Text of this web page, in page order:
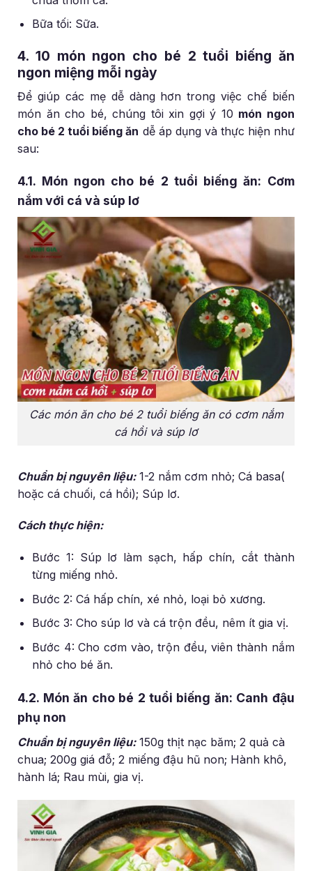
Bữa tối: Sữa.
4. 10 món ngon cho bé 2 tuổi biếng ăn
ngon miệng mỗi ngày
Để giúp các mẹ dễ dàng hơn trong việc chế biến
món ăn cho bé, chúng tôi xin gợi ý 10 món ngon
cho bé 2 tuổi biếng ăn dễ áp dụng và thực hiện như
sau:
4.1. Món ngon cho bé 2 tuổi biếng ăn: Cơm
nắm với cá và súp lơ
Các món ăn cho bé 2 tuổi biếng ăn có cơm nắm
cá hồi và súp lơ
Chuẩn bị nguyên liệu:1-2 nắm cơm nhỏ; Cá basa(
hoặc cá chuối, cá hồi); Súp lơ.
Cách thực hiện:
Bước 1: Súp lơ làm sạch, hấp chín, cắt thành
từng miếng nhỏ.
Bước 2: Cá hấp chín, xé nhỏ, loại bỏ xương.
Bước 3: Cho súp lơ và cá trộn đều, nêm ít gia vị.
Bước 4: Cho cơm vào, trộn đều, viên thành nắm
nhỏ cho bé ăn.
4.2. Món ăn cho bé 2 tuổi biếng ăn: Canh đậu
phụ non
Chuẩn bị nguyên liệu: 150g thịt nạc băm; 2 quả cà
chua; 200g giá đỗ; 2 miếng đậu hũ non; Hành khô,
hành lá; Rau mùi, gia vị.